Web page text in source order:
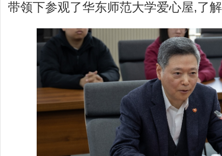
带领下参观了华东师范大学爱心屋,了